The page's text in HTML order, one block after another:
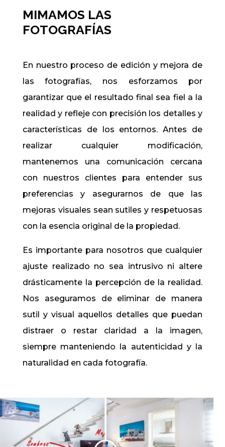
MIMAMOS LAS
FOTOGRAFÍAS
En nuestro proceso de edición y mejora de
las fotografías, nos esforzamos por
garantizar que el resultado final sea fiel a la
realidad y refleje con precisión los detalles y
características de los entornos. Antes de
realizar cualquier modificación,
mantenemos una comunicación cercana
con nuestros clientes para entender sus
preferencias y asegurarnos de que las
mejoras visuales sean sutiles y respetuosas
con la esencia original de la propiedad.
Es importante para nosotros que cualquier
ajuste realizado no sea intrusivo ni altere
drásticamente la percepción de la realidad.
Nos aseguramos de eliminar de manera
sutil y visual aquellos detalles que puedan
distraer o restar claridad a la imagen,
siempre manteniendo la autenticidad y la
naturalidad en cada fotografía.